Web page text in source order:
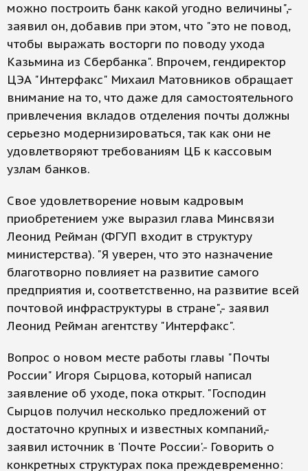
можно построить банк какой угодно величины",-
заявил он, добавив при этом, что "это не повод,
чтобы выражать восторги по поводу ухода
Казьмина из Сбербанка". Впрочем, гендиректор
ЦЭА "Интерфакс" Михаил Матовников обращает
внимание на то, что даже для самостоятельного
привлечения вкладов отделения почты должны
серьезно модернизироваться, так как они не
удовлетворяют требованиям ЦБ к кассовым
узлам банков.
Свое удовлетворение новым кадровым
приобретением уже выразил глава Минсвязи
Леонид Рейман (ФГУП входит в структуру
министерства). "Я уверен, что это назначение
благотворно повлияет на развитие самого
предприятия и, соответственно, на развитие всей
почтовой инфраструктуры в стране",- заявил
Леонид Рейман агентству "Интерфакс".
Вопрос о новом месте работы главы "Почты
России" Игоря Сырцова, который написал
заявление об уходе, пока открыт. "Господин
Сырцов получил несколько предложений от
достаточно крупных и известных компаний,-
заявил источник в 'Почте России'.- Говорить о
конкретных структурах пока преждевременно: